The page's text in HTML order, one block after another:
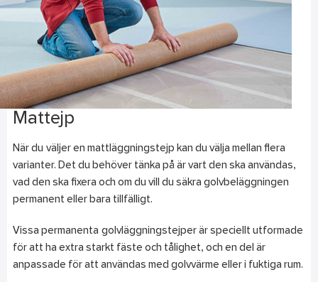
Mattejp
När du väljer en mattläggningstejp kan du välja mellan flera
varianter. Det du behöver tänka på är vart den ska användas,
vad den ska fixera och om du vill du säkra golvbeläggningen
permanent eller bara tillfälligt.
Vissa permanenta golvläggningstejper är speciellt utformade
för att ha extra starkt fäste och tålighet, och en del är
anpassade för att användas med golvvärme eller i fuktiga rum.